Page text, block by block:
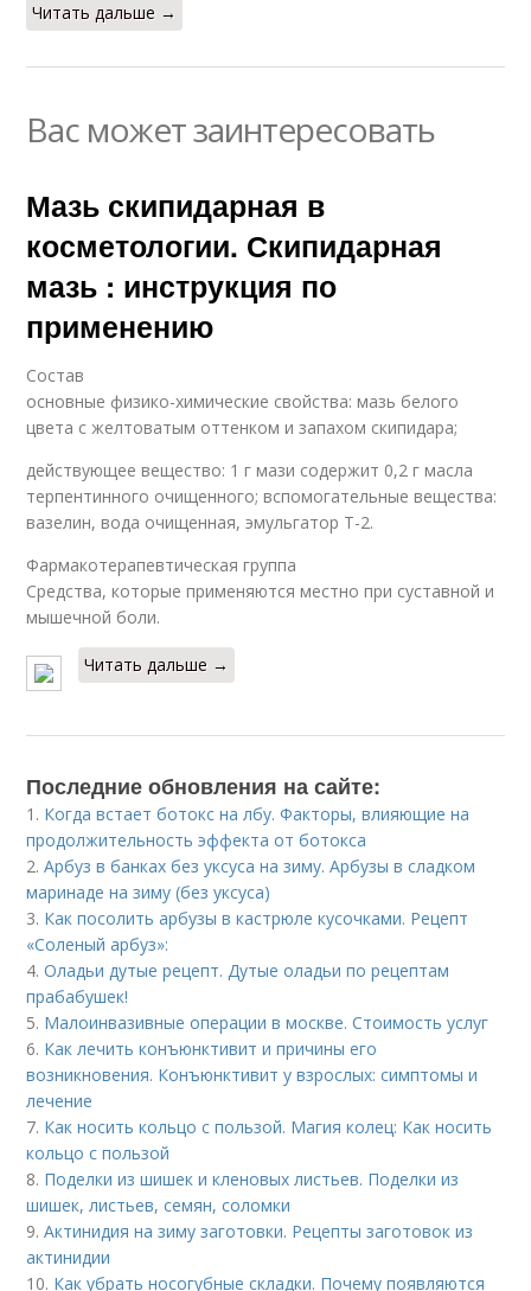
Читать дальше →
Вас может заинтересовать
Мазь скипидарная в
косметологии. Скипидарная
мазь : инструкция по
применению
Состав
основные физико-химические свойства: мазь белого
цвета с желтоватым оттенком и запахом скипидара;
действующее вещество: 1 г мази содержит 0,2 г масла
терпентинного очищенного; вспомогательные вещества:
вазелин, вода очищенная, эмульгатор Т-2.
Фармакотерапевтическая группа
Средства, которые применяются местно при суставной и
мышечной боли.
Читать дальше →
Последние обновления на сайте:
1. Когда встает ботокс на лбу. Факторы, влияющие на
продолжительность эффекта от ботокса
2.Арбуз в банках без уксуса на зиму. Арбузы в сладком
маринаде на зиму (без уксуса)
3. Как посолить арбузы в кастрюле кусочками. Рецепт
«Соленый арбуз»:
4.Оладьи дутые рецепт. Дутые оладьи по рецептам
прабабушек!
5. Малоинвазивные операции в москве. Стоимость услуг
6. Как лечить конъюнктивит и причины его
возникновения. Конъюнктивит у взрослых: симптомы и
лечение
7. Как носить кольцо с пользой. Магия колец: Как носить
кольцо с пользой
8. Поделки из шишек и кленовых листьев. Поделки из
шишек, листьев, семян, соломки
9.Актинидия на зиму заготовки. Рецепты заготовок из
актинидии
10. Как убрать носогубные складки. Почему появляются